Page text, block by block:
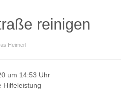
reinigen
Heimerl
um 14:53 Uhr
Hilfeleistung